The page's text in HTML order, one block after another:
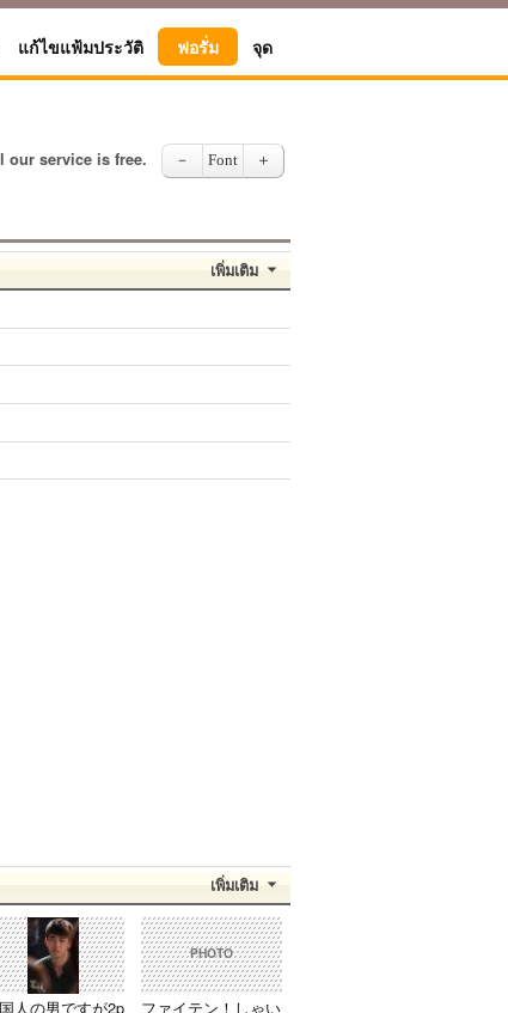
แก้ไขแฟ้มประวัติ ฟอรั่ม จุด
our service is free. － Font ＋
เพิ่มเติม
เพิ่มเติม
人の男ですが2p
PHOTO
ファイテン！しゃい